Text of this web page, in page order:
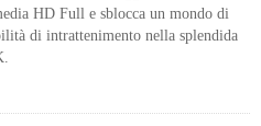
HD Full e sblocca un mondo di
di intrattenimento nella splendida